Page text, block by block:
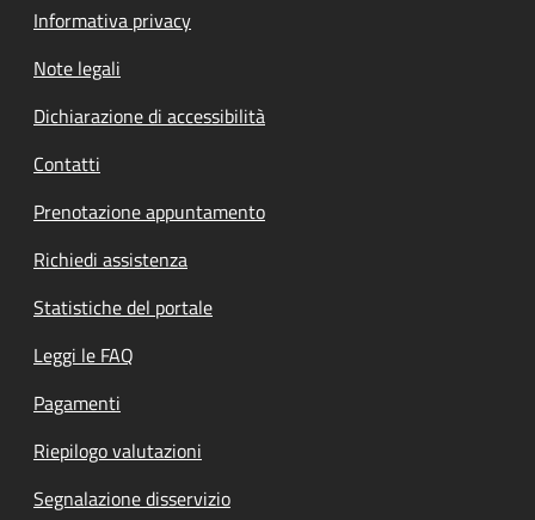
Informativa privacy
Note legali
Dichiarazione di accessibilità
Contatti
Prenotazione appuntamento
Richiedi assistenza
Statistiche del portale
Leggi le FAQ
Pagamenti
Riepilogo valutazioni
Segnalazione disservizio